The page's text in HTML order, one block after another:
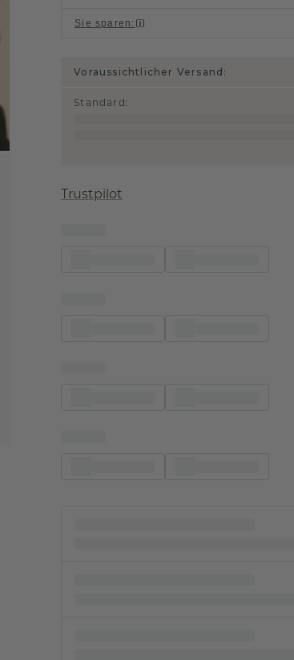
Sie sparen :
Voraussichtlicher Versand:
Standard :
Trustpilot